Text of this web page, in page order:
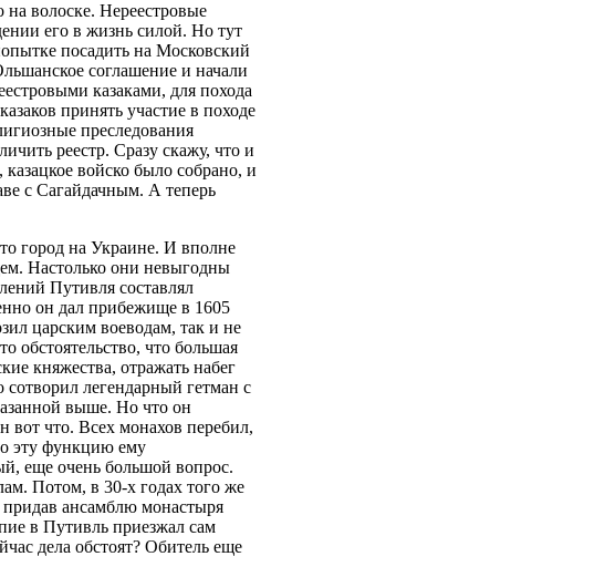
волоске. Нереестровые
его в жизнь силой. Но тут
посадить на Московский
соглашение и начали
казаками, для похода
принять участие в походе
преследования
реестр. Сразу скажу, что и
войско было собрано, и
с Сагайдачным. А теперь
город на Украине. И вполне
Настолько они невыгодны
Путивля составлял
он дал прибежище в 1605
царским воеводам, так и не
обстоятельство, что большая
княжества, отражать набег
легендарный гетман с
выше. Но что он
вот что. Всех монахов перебил,
эту функцию ему
еще очень большой вопрос.
Потом, в 30-х годах того же
придав ансамблю монастыря
в Путивль приезжал сам
дела обстоят? Обитель еще